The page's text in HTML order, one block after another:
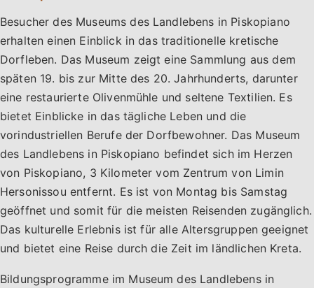
Besucher des Museums des Landlebens in Piskopiano
erhalten einen Einblick in das traditionelle kretische
Dorfleben. Das Museum zeigt eine Sammlung aus dem
späten 19. bis zur Mitte des 20. Jahrhunderts, darunter
eine restaurierte Olivenmühle und seltene Textilien. Es
bietet Einblicke in das tägliche Leben und die
vorindustriellen Berufe der Dorfbewohner. Das Museum
des Landlebens in Piskopiano befindet sich im Herzen
von Piskopiano, 3 Kilometer vom Zentrum von Limin
Hersonissou entfernt. Es ist von Montag bis Samstag
geöffnet und somit für die meisten Reisenden zugänglich.
Das kulturelle Erlebnis ist für alle Altersgruppen geeignet
und bietet eine Reise durch die Zeit im ländlichen Kreta.
Bildungsprogramme im Museum des Landlebens in